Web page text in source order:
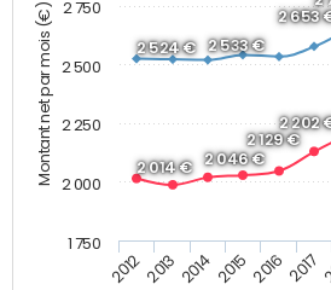
Montant net par mois (€) 2 014 €
2 046 €
2 129 €
2 202
2 524 € 2 533 €
2 653
2012 2013 2014 2015 2016 2017
1 750
2 000
2 250
2 500
2 750